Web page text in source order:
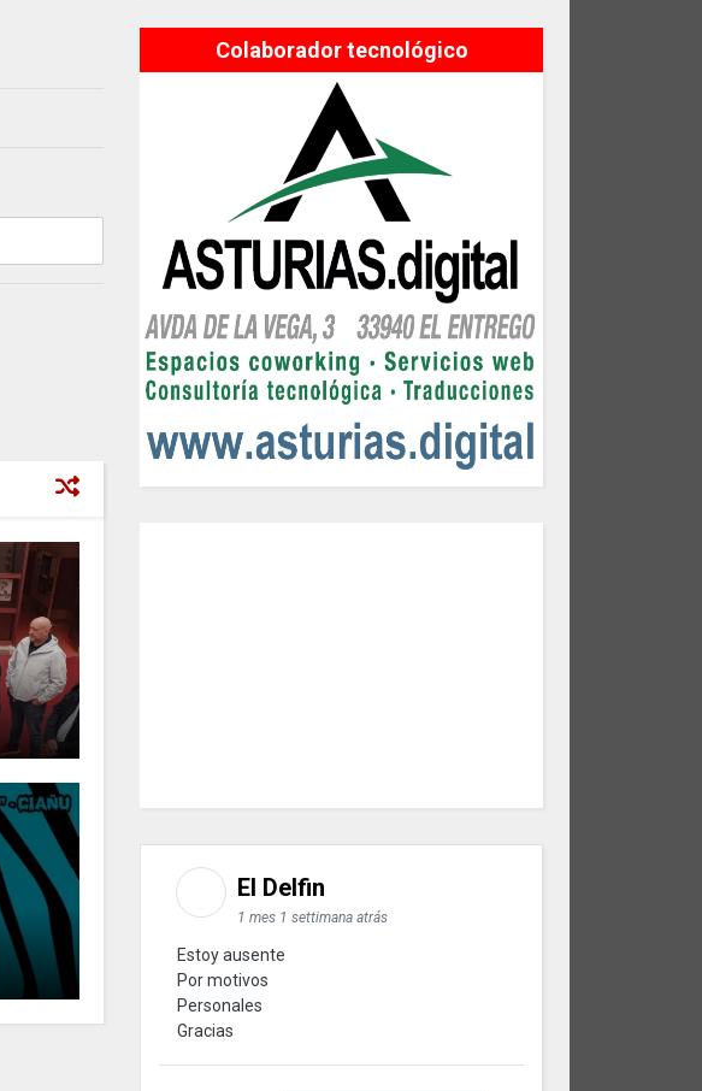
Colaborador tecnológico
El Delfin
1 mes 1 settimana atrás
Estoy ausente
Por motivos
Personales
Gracias